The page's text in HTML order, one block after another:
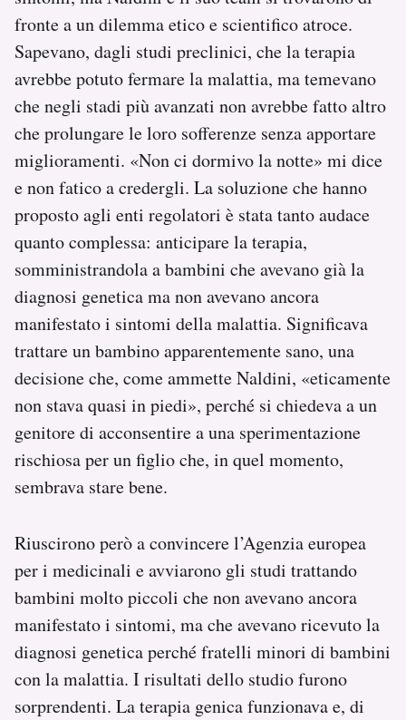
fronte a un dilemma etico e scientifico atroce.
Sapevano, dagli studi preclinici, che la terapia
avrebbe potuto fermare la malattia, ma temevano
che negli stadi più avanzati non avrebbe fatto altro
che prolungare le loro sofferenze senza apportare
miglioramenti. «Non ci dormivo la notte» mi dice
e non fatico a credergli. La soluzione che hanno
proposto agli enti regolatori è stata tanto audace
quanto complessa: anticipare la terapia,
somministrandola a bambini che avevano già la
diagnosi genetica ma non avevano ancora
manifestato i sintomi della malattia. Significava
trattare un bambino apparentemente sano, una
decisione che, come ammette Naldini, «eticamente
non stava quasi in piedi», perché si chiedeva a un
genitore di acconsentire a una sperimentazione
rischiosa per un figlio che, in quel momento,
sembrava stare bene.
Riuscirono però a convincere l’Agenzia europea
per i medicinali e avviarono gli studi trattando
bambini molto piccoli che non avevano ancora
manifestato i sintomi, ma che avevano ricevuto la
diagnosi genetica perché fratelli minori di bambini
con la malattia. I risultati dello studio furono
sorprendenti. La terapia genica funzionava e, di